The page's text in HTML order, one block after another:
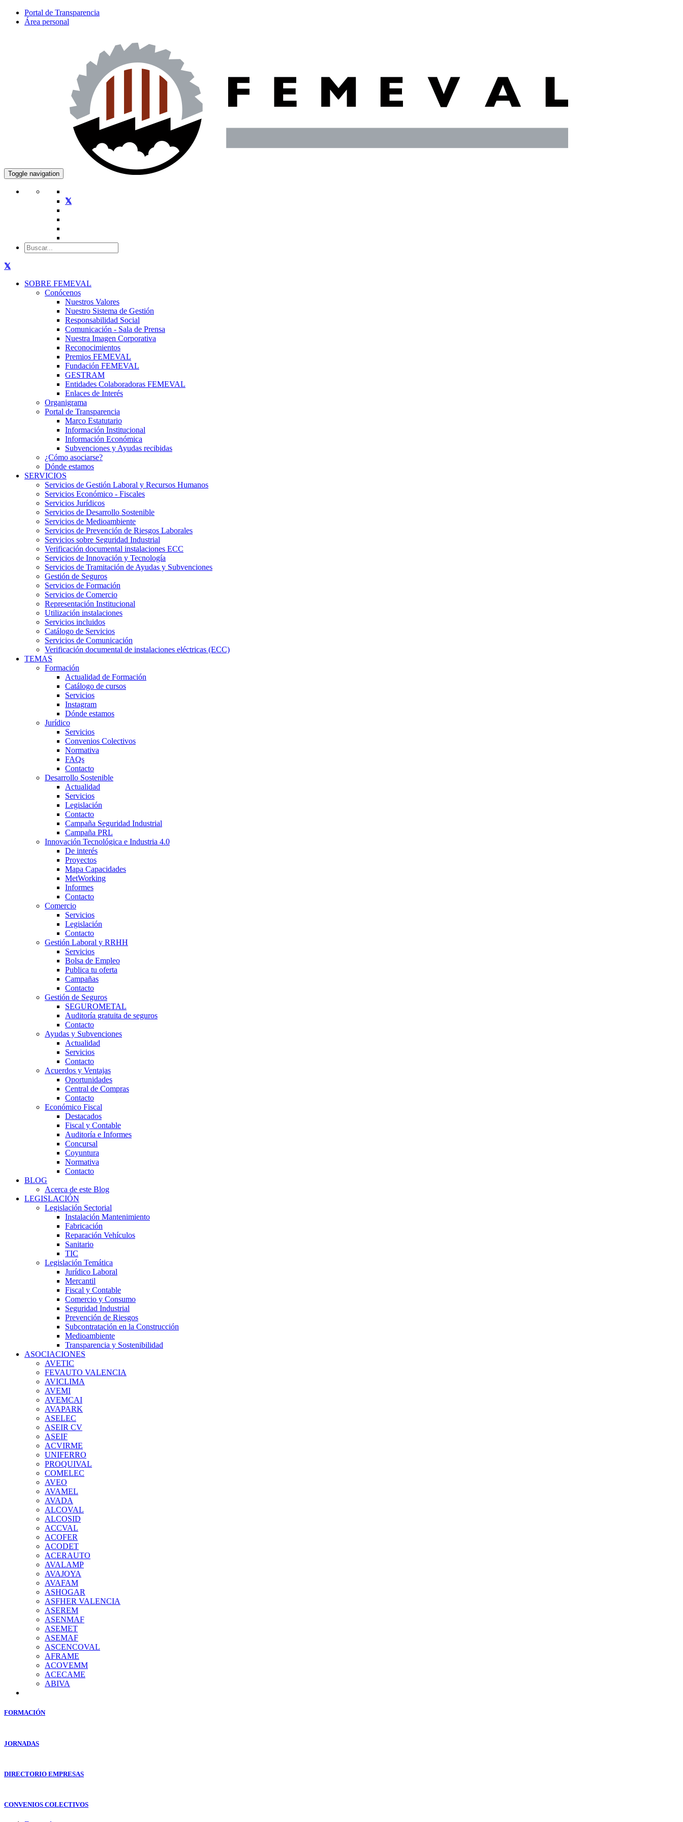
Portal de Transparencia
Área personal
Toggle navigation
SOBRE FEMEVAL
Conócenos
Nuestros Valores
Nuestro Sistema de Gestión
Responsabilidad Social
Comunicación - Sala de Prensa
Nuestra Imagen Corporativa
Reconocimientos
Premios FEMEVAL
Fundación FEMEVAL
GESTRAM
Entidades Colaboradoras FEMEVAL
Enlaces de Interés
Organigrama
Portal de Transparencia
Marco Estatutario
Información Institucional
Información Económica
Subvenciones y Ayudas recibidas
¿Cómo asociarse?
Dónde estamos
SERVICIOS
Servicios de Gestión Laboral y Recursos Humanos
Servicios Económico - Fiscales
Servicios Jurídicos
Servicios de Desarrollo Sostenible
Servicios de Medioambiente
Servicios de Prevención de Riesgos Laborales
Servicios sobre Seguridad Industrial
Verificación documental instalaciones ECC
Servicios de Innovación y Tecnología
Servicios de Tramitación de Ayudas y Subvenciones
Gestión de Seguros
Servicios de Formación
Servicios de Comercio
Representación Institucional
Utilización instalaciones
Servicios incluidos
Catálogo de Servicios
Servicios de Comunicación
Verificación documental de instalaciones eléctricas (ECC)
TEMAS
Formación
Actualidad de Formación
Catálogo de cursos
Servicios
Instagram
Dónde estamos
Jurídico
Servicios
Convenios Colectivos
Normativa
FAQs
Contacto
Desarrollo Sostenible
Actualidad
Servicios
Legislación
Contacto
Campaña Seguridad Industrial
Campaña PRL
Innovación Tecnológica e Industria 4.0
De interés
Proyectos
Mapa Capacidades
MetWorking
Informes
Contacto
Comercio
Servicios
Legislación
Contacto
Gestión Laboral y RRHH
Servicios
Bolsa de Empleo
Publica tu oferta
Campañas
Contacto
Gestión de Seguros
SEGUROMETAL
Auditoría gratuita de seguros
Contacto
Ayudas y Subvenciones
Actualidad
Servicios
Contacto
Acuerdos y Ventajas
Oportunidades
Central de Compras
Contacto
Económico Fiscal
Destacados
Fiscal y Contable
Auditoría e Informes
Concursal
Coyuntura
Normativa
Contacto
BLOG
Acerca de este Blog
LEGISLACIÓN
Legislación Sectorial
Instalación Mantenimiento
Fabricación
Reparación Vehículos
Sanitario
TIC
Legislación Temática
Jurídico Laboral
Mercantil
Fiscal y Contable
Comercio y Consumo
Seguridad Industrial
Prevención de Riesgos
Subcontratación en la Construcción
Medioambiente
Transparencia y Sostenibilidad
ASOCIACIONES
AVETIC
FEVAUTO VALENCIA
AVICLIMA
AVEMI
AVEMCAI
AVAPARK
ASELEC
ASEIR CV
ASEIF
ACVIRME
UNIFERRO
PROQUIVAL
COMELEC
AVEO
AVAMEL
AVADA
ALCOVAL
ALCOSID
ACCVAL
ACOFER
ACODET
ACERAUTO
AVALAMP
AVAJOYA
AVAFAM
ASHOGAR
ASFHER VALENCIA
ASEREM
ASENMAF
ASEMET
ASEMAF
ASCENCOVAL
AFRAME
ACOVEMM
ACECAME
ABIVA
FORMACIÓN
JORNADAS
DIRECTORIO EMPRESAS
CONVENIOS COLECTIVOS